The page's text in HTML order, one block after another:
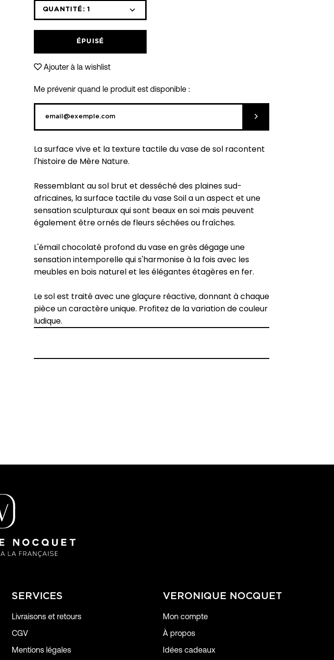
QUANTITÉ: 1
ÉPUISÉ
Ajouter à la wishlist
Me prévenir quand le produit est disponible :
Soumettre
La surface vive et la texture tactile du vase de sol racontent
l'histoire de Mère Nature.
Ressemblant au sol brut et desséché des plaines sud-
africaines, la surface tactile du vase Soil a un aspect et une
sensation sculpturaux qui sont beaux en soi mais peuvent
également être ornés de fleurs séchées ou fraîches.
L'émail chocolaté profond du vase en grès dégage une
sensation intemporelle qui s'harmonise à la fois avec les
meubles en bois naturel et les élégantes étagères en fer.
Le sol est traité avec une glaçure réactive, donnant à chaque
pièce un caractère unique. Profitez de la variation de couleur
ludique.
SERVICES
Livraisons et retours
CGV
Mentions légales
VERONIQUE NOCQUET
Mon compte
À propos
Idées cadeaux